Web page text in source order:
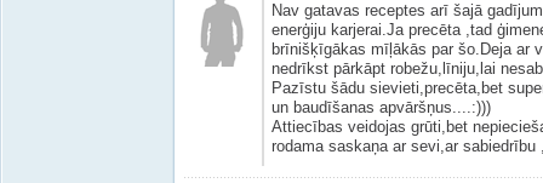
Nav gatavas receptes arī šajā
enerģiju karjerai.Ja precēta ,tad
brīnišķīgākas mīļākās par šo.Deja ar
nedrīkst pārkāpt robežu,līniju,lai
Pazīstu šādu sievieti,precēta,bet
un baudīšanas apvāršņus....:)))
Attiecības veidojas grūti,bet
rodama saskaņa ar sevi,ar